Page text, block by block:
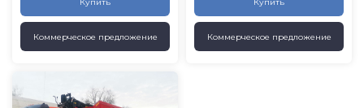
Коммерческое предложение Коммерческое предложение